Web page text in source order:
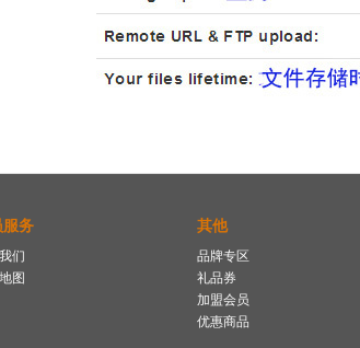
服务
们
图
其他
品牌专区
礼品券
加盟会员
优惠商品